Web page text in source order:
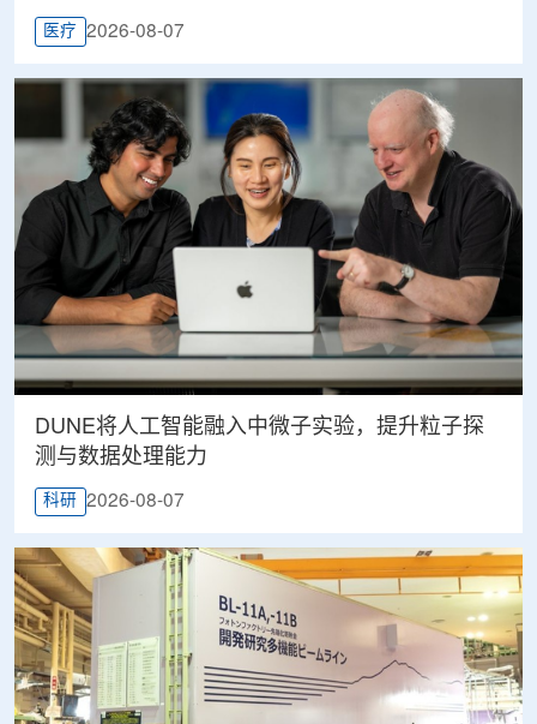
医疗 2026-08-07
DUNE将人工智能融入中微子实验，提升粒子探
测与数据处理能力
科研 2026-08-07